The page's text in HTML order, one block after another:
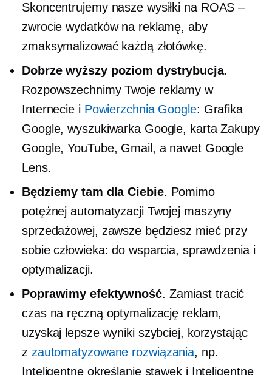
Skoncentrujemy nasze wysiłki na ROAS –
zwrocie wydatków na reklamę, aby
zmaksymalizować każdą złotówkę.
Dobrzewyższy poziom dystrybucja.
Rozpowszechnimy Twoje reklamy w
Internecie i Powierzchnia Google: Grafika
Google, wyszukiwarka Google, karta Zakupy
Google, YouTube, Gmail, a nawet Google
Lens.
Będziemy tam dla Ciebie. Pomimo
potężnej automatyzacji Twojej maszyny
sprzedażowej, zawsze będziesz mieć przy
sobie człowieka: do wsparcia, sprawdzenia i
optymalizacji.
Poprawimy efektywność. Zamiast tracić
czas na ręczną optymalizację reklam,
uzyskaj lepsze wyniki szybciej, korzystając
z zautomatyzowane rozwiązania, np.
Inteligentne określanie stawek i Inteligentne